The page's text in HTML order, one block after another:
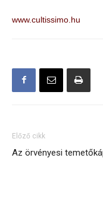
www.cultissimo.hu
Előző cikk
Az örvényesi